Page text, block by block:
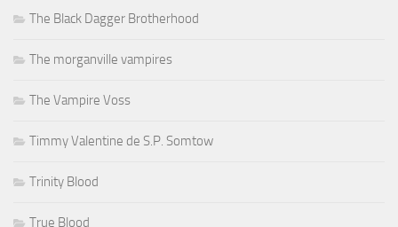
The Black Dagger Brotherhood
The morganville vampires
The Vampire Voss
Timmy Valentine de S.P. Somtow
Trinity Blood
True Blood